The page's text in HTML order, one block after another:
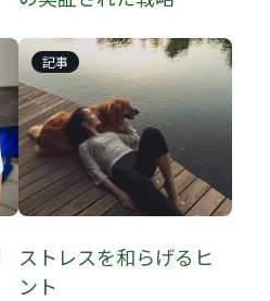
記事
ストレスを和らげるヒ
ント